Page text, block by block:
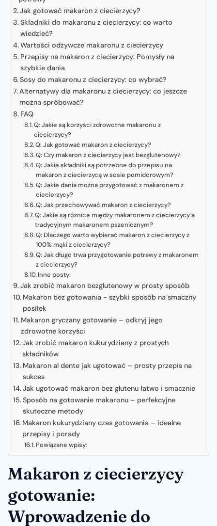
Jak gotować makaron z ciecierzycy?
Składniki do makaronu z ciecierzycy: co warto
wiedzieć?
Wartości odżywcze makaronu z ciecierzycy
Przepisy na makaron z ciecierzycy: Pomysły na
szybkie dania
Sosy do makaronu z ciecierzycy: co wybrać?
Alternatywy dla makaronu z ciecierzycy: co jeszcze
można spróbować?
FAQ
Q: Jakie są korzyści zdrowotne makaronu z
ciecierzycy?
Q: Jak gotować makaron z ciecierzycy?
Q: Czy makaron z ciecierzycy jest bezglutenowy?
Q: Jakie składniki są potrzebne do przepisu na
makaron z ciecierzycą w sosie pomidorowym?
Q: Jakie dania można przygotować z makaronem z
ciecierzycy?
Q: Jak przechowywać makaron z ciecierzycy?
Q: Jakie są różnice między makaronem z ciecierzycy a
tradycyjnym makaronem pszenicznym?
Q: Dlaczego warto wybierać makaron z ciecierzycy z
100% mąki z ciecierzycy?
Q: Jak długo trwa przygotowanie potrawy z makaronem
z ciecierzycy?
Inne posty:
Jak zrobić makaron bezglutenowy w prosty sposób
Makaron bez gotowania - szybki sposób na smaczny
posiłek
Makaron gryczany gotowanie – odkryj jego
zdrowotne korzyści
Jak zrobić makaron kukurydziany z prostych
składników
Makaron al dente jak ugotować – prosty przepis na
sukces
Jak ugotować makaron bez glutenu łatwo i smacznie
Sposób na gotowanie makaronu – perfekcyjne
skuteczne metody
Makaron kukurydziany czas gotowania – idealne
przepisy i porady
Powiązane wpisy:
Makaron z ciecierzycy
gotowanie:
Wprowadzenie do